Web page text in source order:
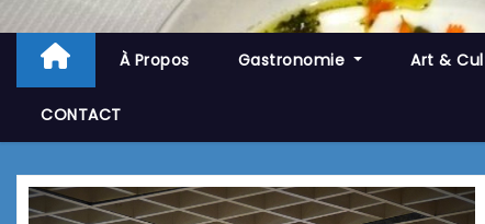
À Propos Gastronomie Art &
CONTACT